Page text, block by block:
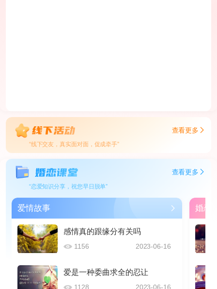
查看更多
“线下交友，真实面对面，促成牵手”
查看更多
“恋爱知识分享，祝您早日脱单”
爱情故事
感情真的跟缘分有关吗
1156 2023-06-16
爱是一种委曲求全的忍让
1128 2023-06-16
婚恋